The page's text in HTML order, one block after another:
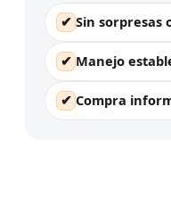
✔ Sin sorpresas
✔ Manejo
✔ Compra